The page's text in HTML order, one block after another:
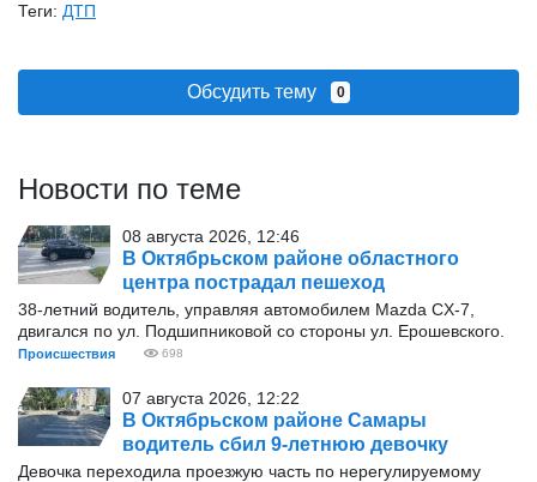
Теги: ДТП
Обсудить тему 0
Новости по теме
08 августа 2026, 12:46
В Октябрьском районе областного
центра пострадал пешеход
38-летний водитель, управляя автомобилем Mazda CX-7,
двигался по ул. Подшипниковой со стороны ул. Ерошевского.
Происшествия 698
07 августа 2026, 12:22
В Октябрьском районе Самары
водитель сбил 9-летнюю девочку
Девочка переходила проезжую часть по нерегулируемому